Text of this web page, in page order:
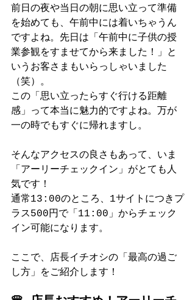
前日の夜や当日の朝に思い立って準備
を始めても、午前中には着いちゃうん
ですよね。先日は「午前中に子供の授
業参観をすませてから来ました！」と
いうお客さまもいらっしゃいました
（笑）。
この「思い立ったらすぐ行ける距離
感」って本当に魅力的ですよね。万が
一の時でもすぐに帰れますし。
そんなアクセスの良さもあって、いま
「アーリーチェックイン」がとても人
気です！
通常13:00のところ、1サイトにつきプ
ラス500円で「11:00」からチェック
イン可能になります。
ここで、店長イチオシの「最高の過ご
し方」をご紹介します！